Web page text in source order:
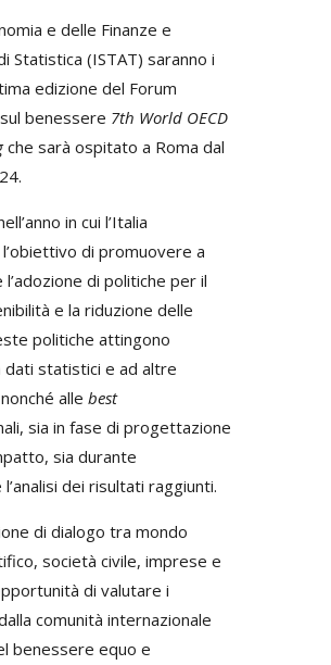
e delle Finanze e
Statistica (ISTAT) saranno i
edizione del Forum
sul benessere 7th World OECD
che sarà ospitato a Roma dal
in cui l’Italia
di promuovere a
di politiche per il
e la riduzione delle
politiche attingono
statistici e ad altre
alle best
sia in fase di progettazione
sia durante
dei risultati raggiunti.
di dialogo tra mondo
società civile, imprese e
di valutare i
comunità internazionale
benessere equo e